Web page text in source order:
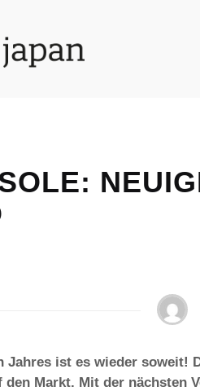
Jahres ist es wieder soweit!
den Markt. Mit der nächsten